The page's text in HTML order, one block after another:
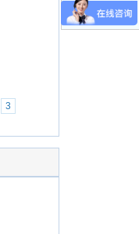
3
视频号